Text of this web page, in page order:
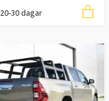
20-30 dagar